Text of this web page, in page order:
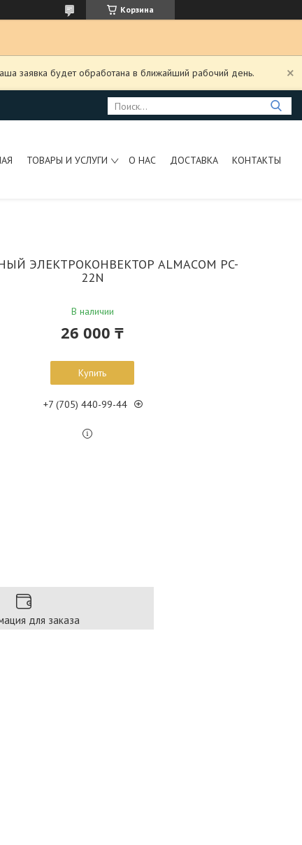
Корзина
заявка будет обработана в ближайший рабочий день.
ТОВАРЫ И УСЛУГИ О НАС ДОСТАВКА КОНТАКТЫ
ЭЛЕКТРОКОНВЕКТОР ALMACOM PC-
22N
В наличии
26 000 ₸
Купить
+7 (705) 440-99-44
для заказа